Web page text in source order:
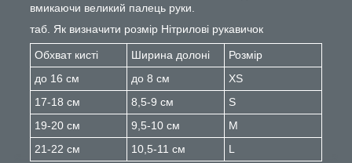
вмикаючи великий палець руки.
таб. Як визначити розмір Нітрилові рукавичок
Обхват кисті Ширина долоні
Розмір
до 16 см
до 8 см
XS
17-18 см
8,5-9 см
S
19-20 см
9,5-10 см
M
21-22 см
10,5-11 см L